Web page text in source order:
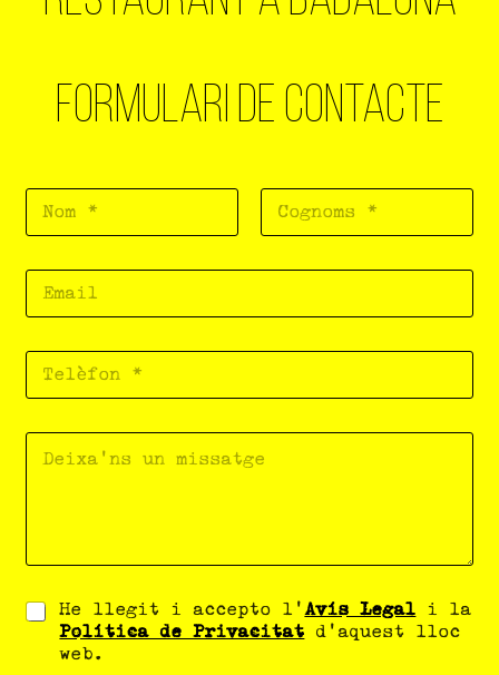
Formulari de contacte
He llegit i accepto l'Avís Legal i la
Política de Privacitat d'aquest lloc
web.